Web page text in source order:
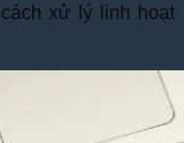
xử lý linh hoạt